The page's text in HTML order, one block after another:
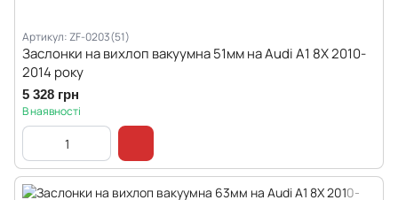
Артикул: ZF-0203(51)
Заслонки на вихлоп вакуумна 51мм на Audi A1 8X 2010-
2014 року
5 328 грн
В наявності